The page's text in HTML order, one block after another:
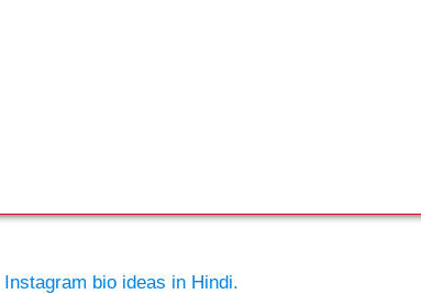
Instagram bio ideas in Hindi.